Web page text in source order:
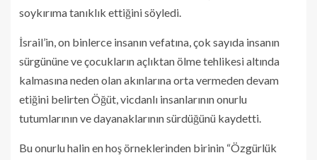
soykırıma tanıklık ettiğini söyledi.
İsrail’in, on binlerce insanın vefatına, çok sayıda insanın
sürgününe ve çocukların açlıktan ölme tehlikesi altında
kalmasına neden olan akınlarına orta vermeden devam
etiğini belirten Öğüt, vicdanlı insanlarının onurlu
tutumlarının ve dayanaklarının sürdüğünü kaydetti.
Bu onurlu halin en hoş örneklerinden birinin “Özgürlük